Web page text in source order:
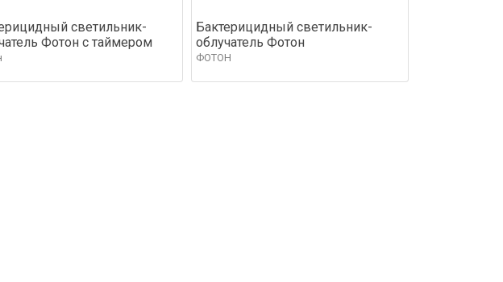
светильник-
Фотон с таймером
Бактерицидный светильник-
облучатель Фотон
ФОТОН